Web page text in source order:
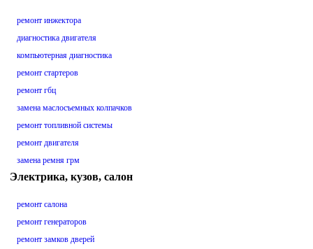
ремонт инжектора
диагностика двигателя
компьютерная диагностика
ремонт стартеров
ремонт гбц
замена маслосъемных колпачков
ремонт топливной системы
ремонт двигателя
замена ремня грм
Электрика, кузов, салон
ремонт салона
ремонт генераторов
ремонт замков дверей